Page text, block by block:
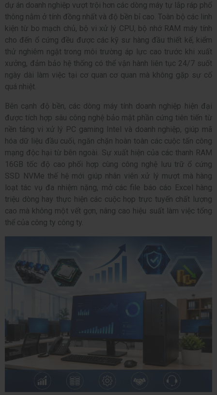
dự án doanh nghiệp vượt trội hơn các dòng máy tự lắp ráp phổ
thông nằm ở tính đồng nhất và độ bền bỉ cao. Toàn bộ các linh
kiện từ bo mạch chủ, bộ vi xử lý CPU, bộ nhớ RAM máy tính
cho đến ổ cứng đều được các kỹ sư hàng đầu thiết kế, kiểm
thử nghiêm ngặt trong môi trường áp lực cao trước khi xuất
xưởng, đảm bảo hệ thống có thể vận hành liên tục 24/7 suốt
ngày dài làm việc tại cơ quan cơ quan mà không gặp sự cố
quá nhiệt.
Bên cạnh độ bền, các dòng máy tính doanh nghiệp hiện đại
được tích hợp sâu công nghệ bảo mật phần cứng tiên tiến từ
nền tảng vi xử lý PC gaming Intel và doanh nghiệp, giúp mã
hóa dữ liệu đầu cuối, ngăn chặn hoàn toàn các cuộc tấn công
mạng độc hại từ bên ngoài. Sự xuất hiện của các thanh RAM
16GB tốc độ cao phối hợp cùng công nghệ lưu trữ ổ cứng
SSD NVMe thế hệ mới giúp nhân viên xử lý mượt mà hàng
loạt tác vụ đa nhiệm nặng, mở các file báo cáo Excel hàng
triệu dòng hay thực hiện các cuộc họp trực tuyến chất lượng
cao mà không một vết gợn, nâng cao hiệu suất làm việc tổng
thể của công ty công ty.